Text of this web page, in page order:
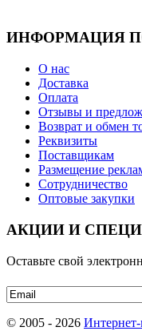
ИНФОРМАЦИЯ
О нас
Доставка
Оплата
Отзывы и
Возврат и обмен
Реквизиты
Поставщикам
Размещение
Сотрудничество
Оптовые закупки
АКЦИИ И
Оставьте свой
© 2005 - 2026